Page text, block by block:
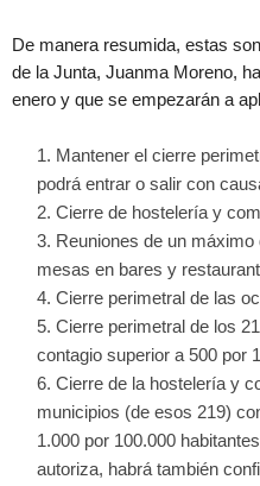
De manera resumida, estas
de la Junta, Juanma Moreno,
enero y que se empezarán a
Mantener el cierre
podrá entrar o salir con
Cierre de hostelería y
Reuniones de un
mesas en bares y
Cierre perimetral de las
Cierre perimetral de los
contagio superior a 500 por
Cierre de la hostelería y
municipios (de esos 219)
1.000 por 100.000
autoriza, habrá también